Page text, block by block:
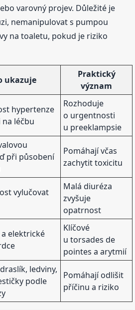
varovný projev. Důležité je
nemanipulovat s pumpou
na toaletu, pokud je riziko
ukazuje
Praktický
význam
hypertenze
na léčbu
Rozhoduje
o urgentnosti
u preeklampsie
při působení
Pomáhají včas
zachytit toxicitu
vylučovat
Malá diuréza
zvyšuje
opatrnost
elektrické
Klíčové
u torsades de
pointes a arytmií
ledviny,
podle
Pomáhají odlišit
příčinu a riziko